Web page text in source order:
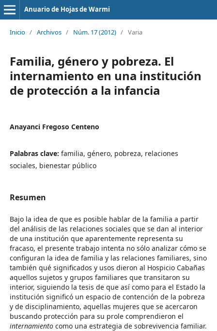
Anuario de Hojas de Warmi
Inicio / Archivos / Núm. 17 (2012) / Varia
Familia, género y pobreza. El
internamiento en una institución
de protección a la infancia
Anayanci Fregoso Centeno
Palabras clave: familia, género, pobreza, relaciones
sociales, bienestar público
Resumen
Bajo la idea de que es posible hablar de la familia a partir
del análisis de las relaciones sociales que se dan al interior
de una institución que aparentemente representa su
fracaso, el presente trabajo intenta no sólo analizar cómo se
configuran la idea de familia y las relaciones familiares, sino
también qué significados y usos dieron al Hospicio Cabañas
aquellos sujetos y grupos familiares que transitaron su
interior, siguiendo la tesis de que así como para el Estado la
institución significó un espacio de contención de la pobreza
y de disciplinamiento, aquellas mujeres que se acercaron
buscando protección para su prole comprendieron el
internamientocomo una estrategia de sobrevivencia familiar.